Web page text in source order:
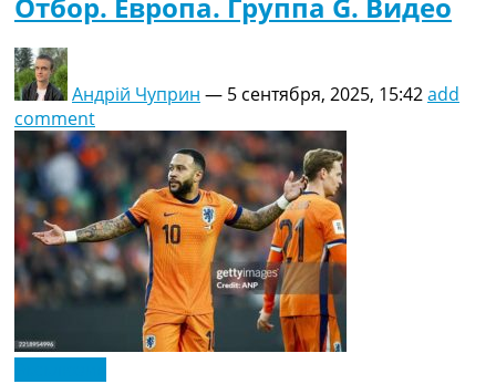
Андрій Чуприн — 5 сентября, 2025, 15:42add
comment